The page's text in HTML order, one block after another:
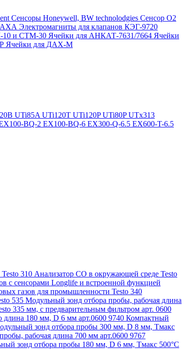
Сенсоры Honeywell, BW technolodgies Сенсор O2
АХА Электромагниты для клапанов КЭГ-9720
10 и СТМ-30 Ячейки для АНКАТ-7631/7664 Ячейки
Ячейки для ДАХ-М
UTi85A UTi120T UTi120PUTi80PUTx313
BQ-2 EX100-BQ-6 EX300-Q-6.5 EX600-T-6.5
310 Анализатор CO в окружающей среде Testo
с сенсорами Longlife и встроенной функцией
газов для промышленности Testo 340
535 Модульный зонд отбора пробы, рабочая длина
335 мм, с предварительным фильтром арт. 0600
длина 180 мм, D 6 мм арт.0600 9740 Компактный
зонд отбора пробы 300 мм, D 8 мм, Tмакс
рабочая длина 700 мм арт.0600 9767
зонд отбора пробы 180 мм, D 6 мм, Tмакс 500°С